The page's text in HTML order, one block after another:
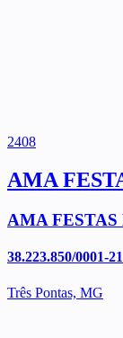
2408
AMA
AMA FESTAS
38.223.850/0001-21
Três Pontas, MG